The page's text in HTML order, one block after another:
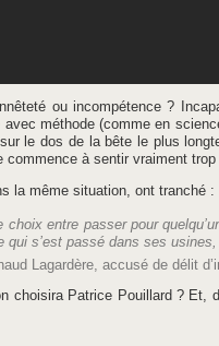
ou incompétence ?
avec méthode (comme en
sur le dos de la bête le plus
commence à sentir vraiment
la même situation, ont tranché :
choix entre passer pour
qui s’est passé dans ses
Lagardère, accusé de délit
choisira Patrice Pouillard ? Et,